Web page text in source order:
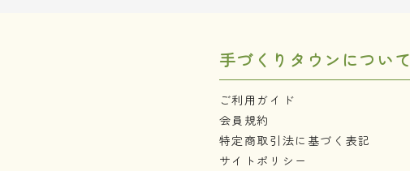
手づくりタウンについて
ご利用ガイド
会員規約
特定商取引法に基づく表記
サイトポリシー